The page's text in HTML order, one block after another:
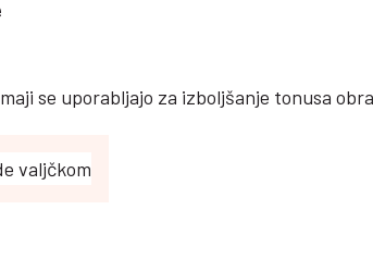
se uporabljajo za izboljšanje tonusa